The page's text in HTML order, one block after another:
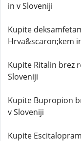
in v Sloveniji
Kupite
Hrva&scaron;kem
Kupite Ritalin brez
Sloveniji
Kupite Bupropion
v Sloveniji
Kupite